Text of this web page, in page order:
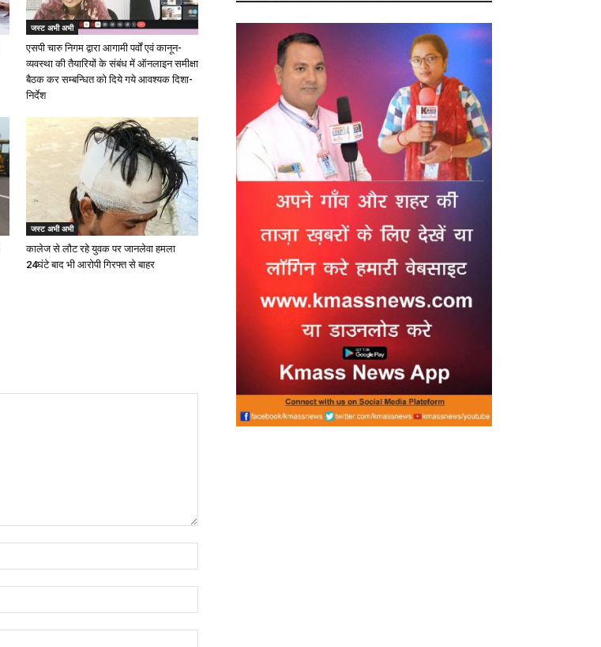
जस्ट अभी अभी
एसपी चारु निगम द्वारा आगामी पर्वों एवं कानून-
व्यवस्था की तैयारियों के संबंध में ऑनलाइन समीक्षा
बैठक कर सम्बन्धित को दिये गये आवश्यक दिशा-
निर्देश
जस्ट अभी अभी
कालेज से लौट रहे युवक पर जानलेवा हमला
24घंटे बाद भी आरोपी गिरफ्त से बाहर